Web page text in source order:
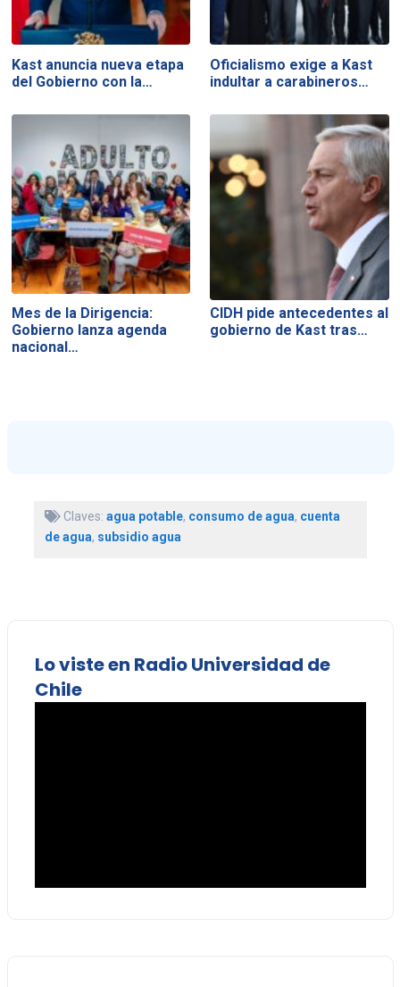
Kast anuncia nueva etapa
del Gobierno con la…
Oficialismo exige a Kast
indultar a carabineros…
Mes de la Dirigencia:
Gobierno lanza agenda
nacional…
CIDH pide antecedentes al
gobierno de Kast tras…
Claves: agua potable, consumo de agua, cuenta
de agua, subsidio agua
Lo viste en Radio Universidad de
Chile